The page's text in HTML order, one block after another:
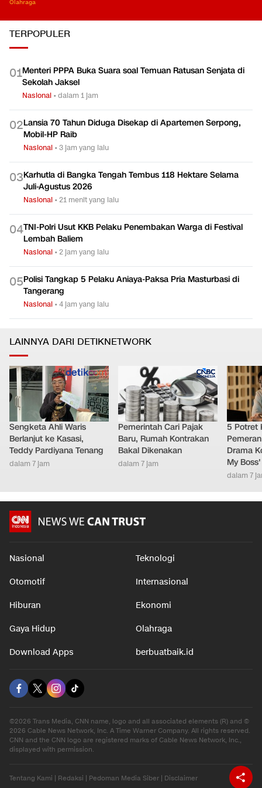
Olahraga
TERPOPULER
01Menteri PPPA Buka Suara soal Temuan Ratusan Senjata di
Sekolah Jaksel
Nasional •dalam 1 jam
02Lansia 70 Tahun Diduga Disekap di Apartemen Serpong,
Mobil-HP Raib
Nasional •3 jam yang lalu
03Karhutla di Bangka Tengah Tembus 118 Hektare Selama
Juli-Agustus 2026
Nasional •21 menit yang lalu
04TNI-Polri Usut KKB Pelaku Penembakan Warga di Festival
Lembah Baliem
Nasional •2 jam yang lalu
05Polisi Tangkap 5 Pelaku Aniaya-Paksa Pria Masturbasi di
Tangerang
Nasional •4 jam yang lalu
LAINNYA DARI DETIKNETWORK
Sengketa Ahli Waris
Berlanjut ke Kasasi,
Teddy Pardiyana Tenang
dalam 7 jam
Pemerintah Cari Pajak
Baru, Rumah Kontrakan
Bakal Dikenakan
dalam 7 jam
5 Potret
Drama
My Boss'
dalam 7
Nasional Teknologi
Otomotif Internasional
Hiburan Ekonomi
Gaya Hidup Olahraga
Download Apps berbuatbaik.id
©2026 Trans Media, CNN name, logo and all associated elements (R) and ©
2026 Cable News Network, Inc. A Time Warner Company. All rights reserved.
CNN and the CNN logo are registered marks of Cable News Network, Inc.,
displayed with permission.
Tentang Kami Redaksi Pedoman Media Siber Disclaimer